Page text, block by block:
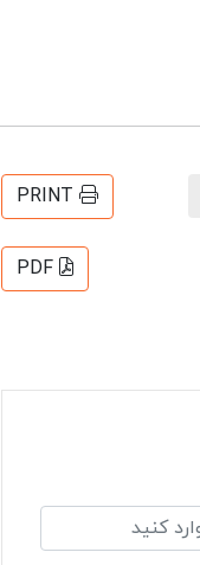
PRINT
PDF